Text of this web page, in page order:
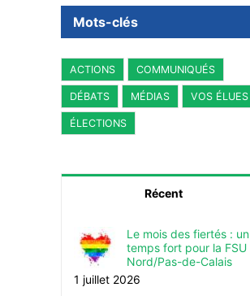
Mots-clés
ACTIONS COMMUNIQUÉS
DÉBATS MÉDIAS VOS ÉLUES
ÉLECTIONS
Récent
Le mois des fiertés : un
temps fort pour la FSU
Nord/Pas-de-Calais
1 juillet 2026